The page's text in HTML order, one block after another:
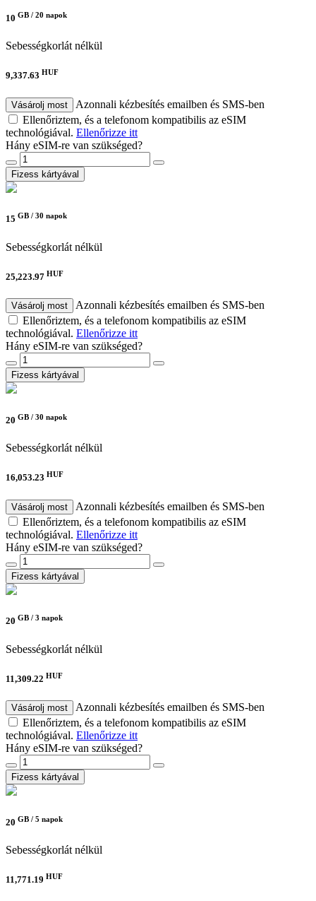
10 GB / 20 napok
Sebességkorlát nélkül
9,337.63 HUF
Vásárolj most
Azonnali kézbesítés emailben és SMS-ben
Ellenőriztem, és a telefonom kompatibilis az eSIM
technológiával. Ellenőrizze itt
Hány eSIM-re van szükséged?
Fizess kártyával
15 GB / 30 napok
Sebességkorlát nélkül
25,223.97 HUF
Vásárolj most
Azonnali kézbesítés emailben és SMS-ben
Ellenőriztem, és a telefonom kompatibilis az eSIM
technológiával. Ellenőrizze itt
Hány eSIM-re van szükséged?
Fizess kártyával
20 GB / 30 napok
Sebességkorlát nélkül
16,053.23 HUF
Vásárolj most
Azonnali kézbesítés emailben és SMS-ben
Ellenőriztem, és a telefonom kompatibilis az eSIM
technológiával. Ellenőrizze itt
Hány eSIM-re van szükséged?
Fizess kártyával
20 GB / 3 napok
Sebességkorlát nélkül
11,309.22 HUF
Vásárolj most
Azonnali kézbesítés emailben és SMS-ben
Ellenőriztem, és a telefonom kompatibilis az eSIM
technológiával. Ellenőrizze itt
Hány eSIM-re van szükséged?
Fizess kártyával
20 GB / 5 napok
Sebességkorlát nélkül
11,771.19 HUF